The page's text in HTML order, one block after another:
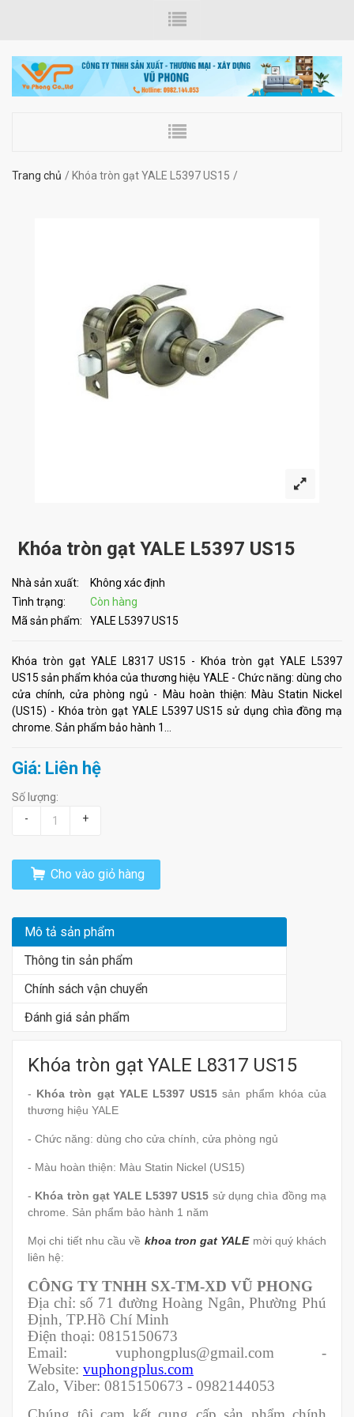
Trang chủ Khóa tròn gạt YALE L5397 US15
Khóa tròn gạt YALE L5397 US15
Nhà sản xuất:
Không xác định
Tình trạng:
Còn hàng
Mã sản phẩm:
YALE L5397 US15
Khóa tròn gạt YALE L8317 US15 - Khóa tròn gạt YALE L5397
US15 sản phẩm khóa của thương hiệu YALE - Chức năng: dùng cho
cửa chính, cửa phòng ngủ - Màu hoàn thiện: Màu Statin Nickel
(US15) - Khóa tròn gạt YALE L5397 US15 sử dụng chìa đồng mạ
chrome. Sản phẩm bảo hành 1...
Giá: Liên hệ
Số lượng:
-
+
Cho vào giỏ hàng
Mô tả sản phẩm
Thông tin sản phẩm
Chính sách vận chuyển
Đánh giá sản phẩm
Khóa tròn gạt YALE L8317 US15
- Khóa tròn gạt YALE L5397 US15sản phẩm khóa của
thương hiệu YALE
- Chức năng: dùng cho cửa chính, cửa phòng ngủ
- Màu hoàn thiện: Màu Statin Nickel (US15)
- Khóa tròn gạt YALE L5397 US15 sử dụng chìa đồng mạ
chrome. Sản phẩm bảo hành 1 năm
Mọi chi tiết nhu cầu về khoa tron gat YALE mời quý khách
liên hệ:
CÔNG TY TNHH SX-TM-XD VŨ PHONG
Địa chỉ: số 71 đường Hoàng Ngân, Phường Phú
Định, TP.Hồ Chí Minh
Điện thoại: 0815150673
Email: vuphongplus@gmail.com -
Website: vuphongplus.com
Zalo, Viber: 0815150673 - 0982144053